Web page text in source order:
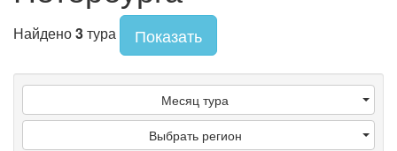
Найдено3тура Показать
Месяц тура
Выбрать регион